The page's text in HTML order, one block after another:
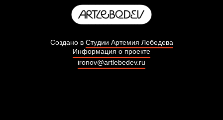
Создано в Студии Артемия Лебедева
Информация о проекте
ironov@artlebedev.ru